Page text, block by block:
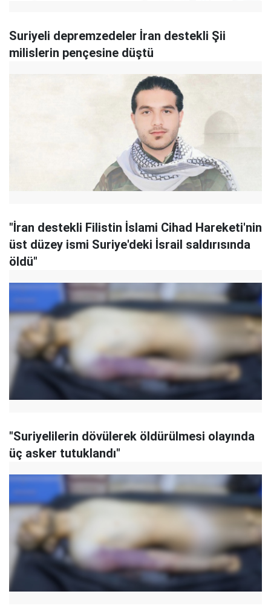
Suriyeli depremzedeler İran destekli Şii
milislerin pençesine düştü
"İran destekli Filistin İslami Cihad Hareketi'nin
üst düzey ismi Suriye'deki İsrail saldırısında
öldü"
"Suriyelilerin dövülerek öldürülmesi olayında
üç asker tutuklandı"